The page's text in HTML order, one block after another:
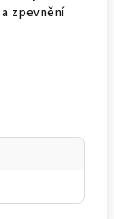
zpevnění